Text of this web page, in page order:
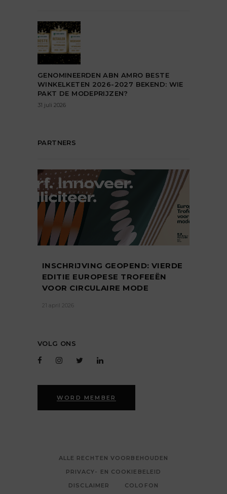
GENOMINEERDEN ABN AMRO BESTE
WINKELKETEN 2026-2027 BEKEND: WIE
PAKT DE MODEPRIJZEN?
31 juli 2026
PARTNERS
INSCHRIJVING GEOPEND: VIERDE
EDITIE EUROPESE TROFEEËN
VOOR CIRCULAIRE MODE
21 april 2026
VOLG ONS
WORD MEMBER
ALLE RECHTEN VOORBEHOUDEN
PRIVACY- EN COOKIEBELEID
DISCLAIMER
COLOFON